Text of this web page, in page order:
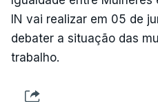
IN vai realizar em 05 de
debater a situação das
trabalho.